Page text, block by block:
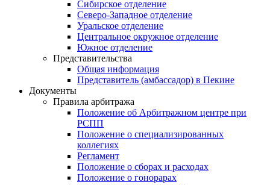
Сибирское отделение
Северо-Западное отделение
Уральское отделение
Центральное окружное отделение
Южное отделение
Представительства
Общая информация
Представитель (амбассадор) в Пекине
Документы
Правила арбитража
Положение об Арбитражном центре при
РСПП
Положение о специализированных
коллегиях
Регламент
Положение о сборах и расходах
Положение о гонорарах